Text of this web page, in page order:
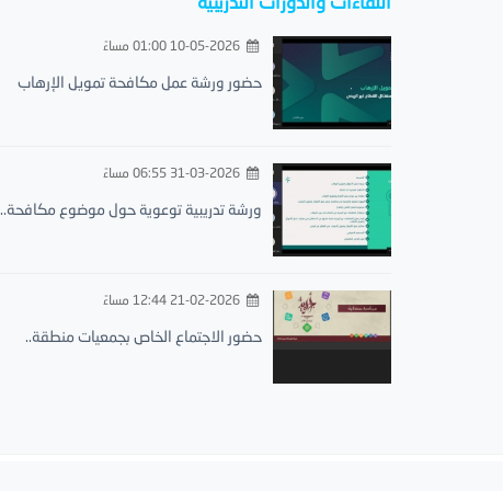
حضور ورشة عمل مكافحة تمويل الإرهاب
ورشة تدريبية توعوية حول موضوع مكافحة..
حضور الاجتماع الخاص بجمعيات منطقة..